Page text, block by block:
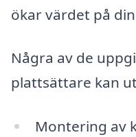
ökar värdet på
Några av de
plattsättare kan
Montering av